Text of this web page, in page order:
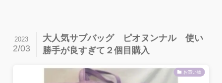
大人気サブバッグ ピオヌンナル 使い
勝手が良すぎて２個目購入
2023
2/03
お買い物